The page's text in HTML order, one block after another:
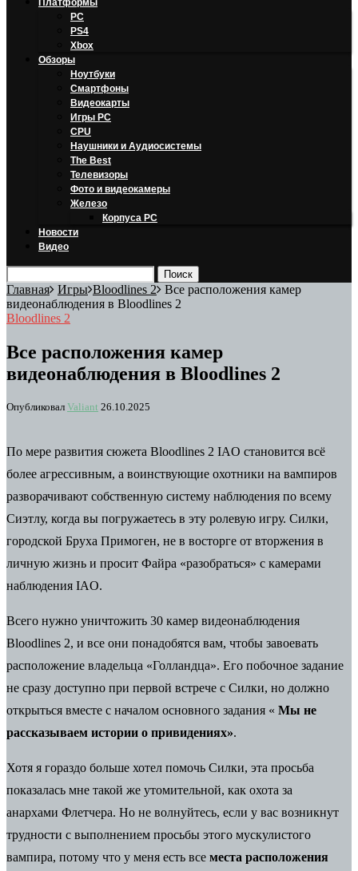
Платформы
PC
PS4
Xbox
Обзоры
Ноутбуки
Смартфоны
Видеокарты
Игры PC
CPU
Наушники и Аудиосистемы
The Best
Телевизоры
Фото и видеокамеры
Железо
Корпуса PC
Новости
Видео
Главная Игры Bloodlines 2
Все расположения камер
видеонаблюдения в Bloodlines 2
Bloodlines 2
Все расположения камер
видеонаблюдения в Bloodlines 2
Опубликовал Valiant 26.10.2025
По мере развития сюжета Bloodlines 2 IAO становится всё
более агрессивным, а воинствующие охотники на вампиров
разворачивают собственную систему наблюдения по всему
Сиэтлу, когда вы погружаетесь в эту ролевую игру. Силки,
городской Бруха Примоген, не в восторге от вторжения в
личную жизнь и просит Файра «разобраться» с камерами
наблюдения IAO.
Всего нужно уничтожить 30 камер видеонаблюдения
Bloodlines 2, и все они понадобятся вам, чтобы завоевать
расположение владельца «Голландца». Его побочное задание
не сразу доступно при первой встрече с Силки, но должно
открыться вместе с началом основного задания « Мы не
рассказываем истории о привидениях».
Хотя я гораздо больше хотел помочь Силки, эта просьба
показалась мне такой же утомительной, как охота за
анархами Флетчера. Но не волнуйтесь, если у вас возникнут
трудности с выполнением просьбы этого мускулистого
вампира, потому что у меня есть все места расположения